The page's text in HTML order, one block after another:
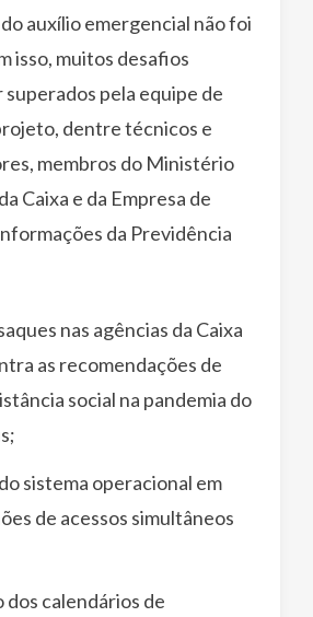
auxílio emergencial não foi
isso, muitos desafios
pela equipe de
dentre técnicos e
membros do Ministério
Caixa e da Empresa de
da Previdência
nas agências da Caixa
as recomendações de
social na pandemia do
sistema operacional em
de acessos simultâneos
dos calendários de